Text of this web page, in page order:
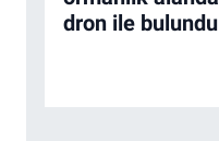
dron ile bulundu